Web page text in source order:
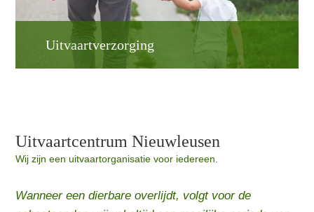
Uitvaartverzorging
Uitvaartcentrum Nieuwleusen
Wij zijn een uitvaartorganisatie voor iedereen.
Wanneer een dierbare overlijdt, volgt voor de